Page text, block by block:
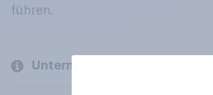
führen.
Unternehmen